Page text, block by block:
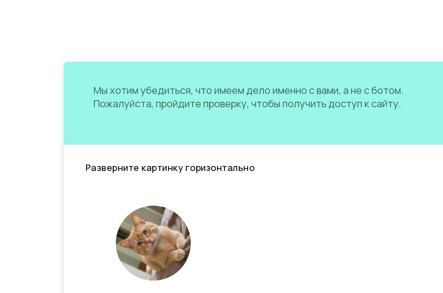
Мы хотим убедиться, что имеем дело именно с вами, а не с ботом.
Пожалуйста, пройдите проверку, чтобы получить доступ к сайту.
Разверните картинку горизонтально